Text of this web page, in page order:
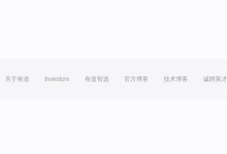
关于有道 Investors 有道智选 官方博客 技术博客 诚聘英才